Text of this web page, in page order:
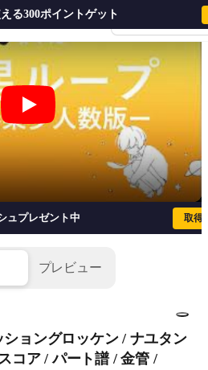
会員登録・ログイ
る300ポイントゲット
惑星ループ (パーカッショングロッ
1/2
ュプレゼント中 取得
プレビュー
ョングロッケン / ナユタン
コア / パート譜 / 金管 /